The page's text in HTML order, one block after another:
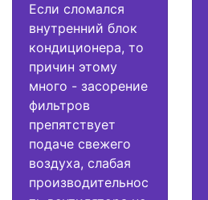
Если сломался
внутренний блок
кондиционера, то
причин этому
много - засорение
фильтров
препятствует
подаче свежего
воздуха, слабая
производительнос